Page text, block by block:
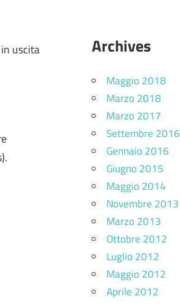
uscita
Archives
Maggio 2018
Marzo 2018
Marzo 2017
Settembre 2016
Gennaio 2016
Giugno 2015
Maggio 2014
Novembre 2013
Marzo 2013
Ottobre 2012
Luglio 2012
Maggio 2012
Aprile 2012